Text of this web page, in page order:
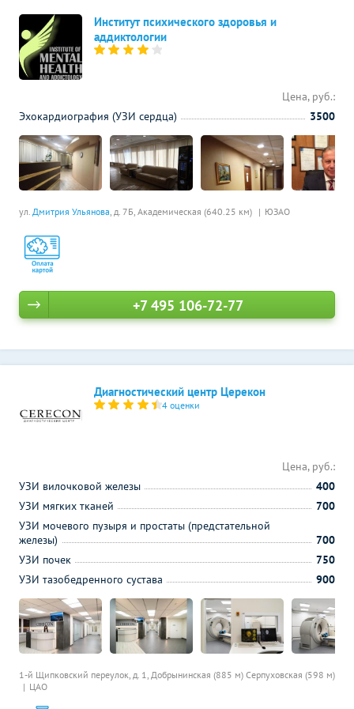
Институт психического здоровья и
аддиктологии
ул. Дмитрия Ульянова, д. 7Б, Академическая (640.25 км) ЮЗАО
Цена, руб.:
Эхокардиография (УЗИ сердца)
3500
+7 495 106-72-77
Диагностический центр Церекон
4 оценки
1-й Щипковский переулок, д. 1, Добрынинская (885 м) Серпуховская (598 м)
ЦАО
Цена, руб.:
УЗИ вилочковой железы
400
УЗИ мягких тканей
700
УЗИ мочевого пузыря и простаты (предстательной
железы)
700
УЗИ почек
750
УЗИ тазобедренного сустава
900